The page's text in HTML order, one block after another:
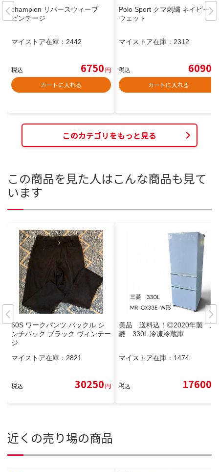
champion リバースウィーブ
ビンテージ
マイストア在庫： 2442
税込 6750円
カートに入れる
Polo Sport クマ刺繍 ネイビー ス
ウェット
マイストア在庫： 2312
税込 6090
カートに入れる
このカテゴリをもっと見る
この商品を見た人はこんな商品も見て
います
50S ワークパンツ バックル シ
ンチバック ブラック ヴィンテー
ジ
マイストア在庫： 2821
税込 30250円
美品 送料込！◎2020年製 三
菱 330L 冷凍冷蔵庫
マイストア在庫： 1474
税込 17600
近くの売り場の商品